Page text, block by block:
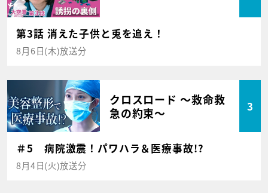
第3話 消えた子供と兎を追え！
8月6日(木)放送分
クロスロード ～救命救
急の約束～
3
＃5 病院激震！パワハラ＆医療事故!?
8月4日(火)放送分